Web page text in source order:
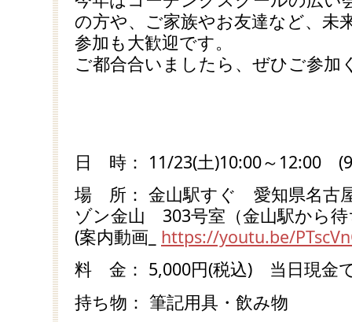
の方や、ご家族やお友達など、未
参加も大歓迎です。
ご都合合いましたら、ぜひご参加
日 時： 11/23(土)10:00～12:00
場 所： 金山駅すぐ 愛知県名古
ゾン金山 303号室（金山駅から
(案内動画_ https://youtu.be/
料 金： 5,000円(税込) 当日現金
持ち物： 筆記用具・飲み物